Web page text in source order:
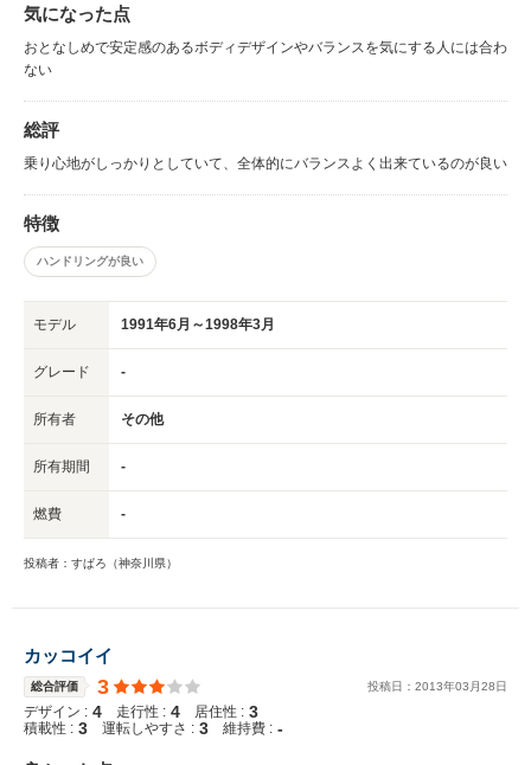
気になった点
おとなしめで安定感のあるボディデザインやバランスを気にする人には合わ
ない
総評
乗り心地がしっかりとしていて、全体的にバランスよく出来ているのが良い
特徴
ハンドリングが良い
モデル 1991年6月～1998年3月
グレード -
所有者 その他
所有期間 -
燃費 -
投稿者：すぱろ（神奈川県）
カッコイイ
総合評価 3 投稿日： 2013年03 月28日
デザイン : 4 走行性 : 4 居住性 : 3
積載性 : 3 運転しやすさ : 3 維持費 : -